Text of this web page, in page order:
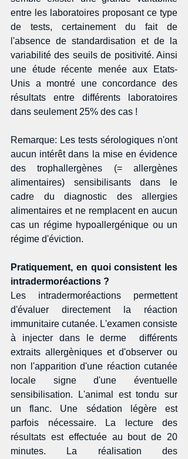
entre les laboratoires proposant ce type
de tests, certainement du fait de
l'absence de standardisation et de la
variabilité des seuils de positivité. Ainsi
une étude récente menée aux Etats-
Unis a montré une concordance des
résultats entre différents laboratoires
dans seulement 25% des cas !
Remarque: Les tests sérologiques n'ont
aucun intérêt dans la mise en évidence
des trophallergènes (= allergènes
alimentaires) sensibilisants dans le
cadre du diagnostic des allergies
alimentaires et ne remplacent en aucun
cas un régime hypoallergénique ou un
régime d'éviction.
Pratiquement, en quoi consistent les
intradermoréactions ?
Les intradermoréactions permettent
d'évaluer directement la réaction
immunitaire cutanée. L'examen consiste
à injecter dans le derme  différents
extraits allergèniques et d'observer ou
non l'apparition d'une réaction cutanée
locale signe d'une éventuelle
sensibilisation. L'animal est tondu sur
un flanc. Une sédation légère est
parfois nécessaire. La lecture des
résultats est effectuée au bout de 20
minutes. La réalisation des